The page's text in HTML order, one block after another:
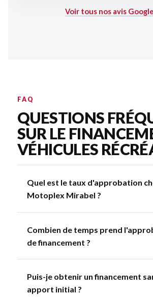
Voir tous nos avis
FAQ
QUESTIONS
SUR LE
VÉHICULES
Quel est le taux d'approbation
Motoplex Mirabel ?
Combien de temps prend
de financement ?
Puis-je obtenir un financement
apport initial ?